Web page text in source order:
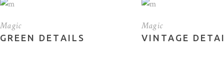
Magic
GREEN DETAILS
Magic
VINTAGE